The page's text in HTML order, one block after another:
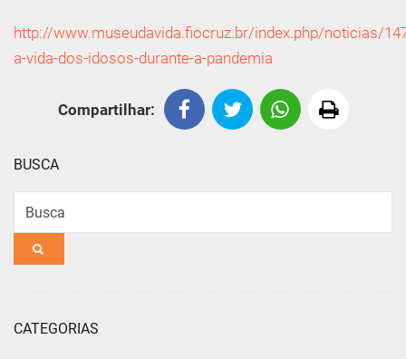
http://www.museudavida.fiocruz.br/index.php/noticias/
a-vida-dos-idosos-durante-a-pandemia
Compartilhar:
BUSCA
Busca
CATEGORIAS